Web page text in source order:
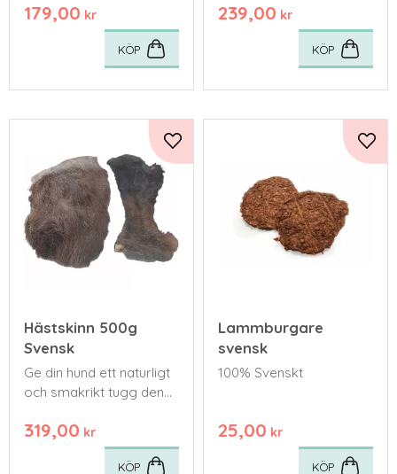
179,00 kr
KÖP
239,00 kr
KÖP
Hästskinn 500g
Svensk
​Ge din hund ett naturligt
och smakrikt tugg den
319,00 kr
Lägg till i favoriter
KÖP
Lammburgare
svensk
100% Svenskt
25,00 kr
KÖP